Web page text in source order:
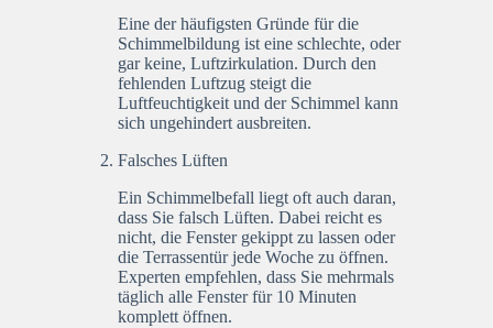
Eine der häufigsten Gründe für die
Schimmelbildung ist eine schlechte, oder
gar keine, Luftzirkulation. Durch den
fehlenden Luftzug steigt die
Luftfeuchtigkeit und der Schimmel kann
sich ungehindert ausbreiten.
Falsches Lüften
Ein Schimmelbefall liegt oft auch daran,
dass Sie falsch Lüften. Dabei reicht es
nicht, die Fenster gekippt zu lassen oder
die Terrassentür jede Woche zu öffnen.
Experten empfehlen, dass Sie mehrmals
täglich alle Fenster für 10 Minuten
komplett öffnen.